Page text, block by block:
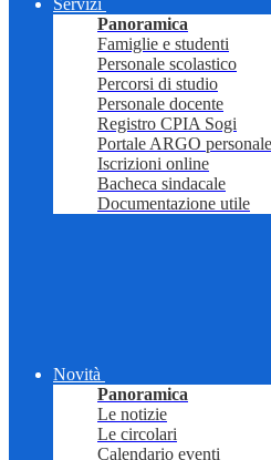
Servizi
Panoramica
Famiglie e studenti
Personale scolastico
Percorsi di studio
Personale docente
Registro CPIA Sogi
Portale ARGO personale
Iscrizioni online
Bacheca sindacale
Documentazione utile
Novità
Panoramica
Le notizie
Le circolari
Calendario eventi